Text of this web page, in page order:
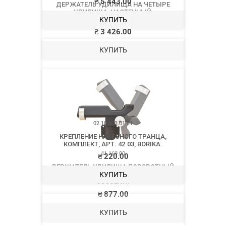
ДЕРЖАТЕЛЬ УДИЛИЩА НА ЧЕТЫРЕ
УДИЛИЩА, НАСТЕННЫЙ,
НЕРЖАВЕЮЩАЯ СТАЛЬ, OSCULATI.
₴3 426.00
КУПИТЬ
41.169.00
ДЕРЖАТЕЛЬ УДИЛИЩА ПОВОРОТНЫЙ,
НАСТЕННЫЙ, ПОЛИАМИД, ЧЁРНЫЙ,
OSCULATI.
₴877.00
КУПИТЬ